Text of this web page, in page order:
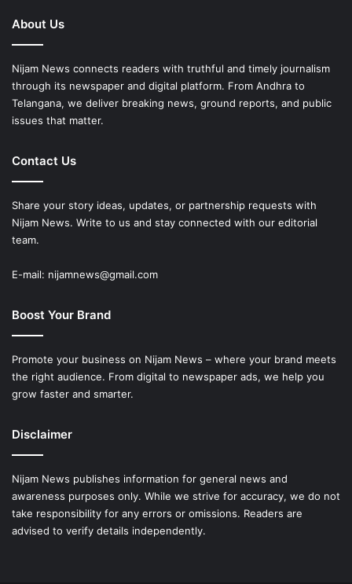
About Us
Nijam News connects readers with truthful and timely journalism
through its newspaper and digital platform. From Andhra to
Telangana, we deliver breaking news, ground reports, and public
issues that matter.
Contact Us
Share your story ideas, updates, or partnership requests with
Nijam News. Write to us and stay connected with our editorial
team.
E-mail: nijamnews@gmail.com
Boost Your Brand
Promote your business on Nijam News – where your brand meets
the right audience. From digital to newspaper ads, we help you
grow faster and smarter.
Disclaimer
Nijam News publishes information for general news and
awareness purposes only. While we strive for accuracy, we do not
take responsibility for any errors or omissions. Readers are
advised to verify details independently.